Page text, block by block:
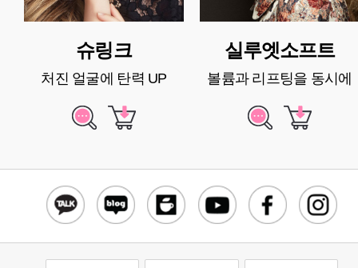
슈링크
처진 얼굴에 탄력 UP
실루엣소프트
볼륨과 리프팅을 동시에